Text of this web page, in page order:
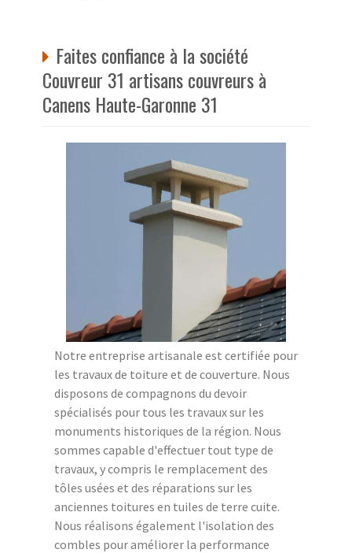
Faites confiance à la société
Couvreur 31 artisans couvreurs à
Canens Haute-Garonne 31
Notre entreprise artisanale est certifiée pour
les travaux de toiture et de couverture. Nous
disposons de compagnons du devoir
spécialisés pour tous les travaux sur les
monuments historiques de la région. Nous
sommes capable d'effectuer tout type de
travaux, y compris le remplacement des
tôles usées et des réparations sur les
anciennes toitures en tuiles de terre cuite.
Nous réalisons également l'isolation des
combles pour améliorer la performance